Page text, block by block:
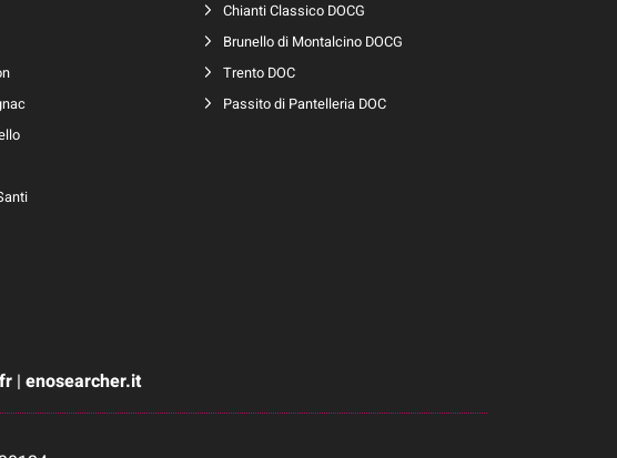
Chianti Classico DOCG
Brunello di Montalcino DOCG
Trento DOC
Passito di Pantelleria DOC
| enosearcher.it